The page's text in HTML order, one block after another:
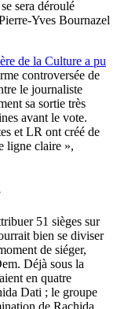
sera déroulé
Yves Bournazel
de la Culture a pu
controversée de
le journaliste
sa sortie très
avant le vote.
et LR ont créé de
ligne claire »,
51 sièges sur
bien se diviser
de siéger,
Déjà sous la
en quatre
Dati ; le groupe
de Rachida